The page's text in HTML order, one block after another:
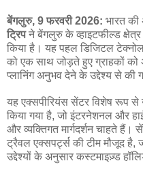
बेंगलुरु, 9 फरवरी 2026: भारत
ट्रिपने बेंगलुरु के व्हाइटफील्ड
किया है। यह पहल डिजिटल
को एक साथ जोड़ते हुए ग्राहकों
प्लानिंग अनुभव देने के उद्देश्य से की
यह एक्सपीरियंस सेंटर विशेष रूप से
किया गया है, जो इंटरनेशनल और
और व्यक्तिगत मार्गदर्शन चाहते
ट्रैवल एक्सपर्ट्स की टीम मौजूद है,
उद्देश्यों के अनुसार कस्टमाइज़्ड